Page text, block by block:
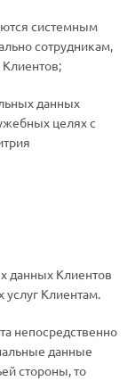
системным
сотрудникам,
данных
целях с
данных Клиентов
услуг Клиентам.
непосредственно
данные
стороны, то